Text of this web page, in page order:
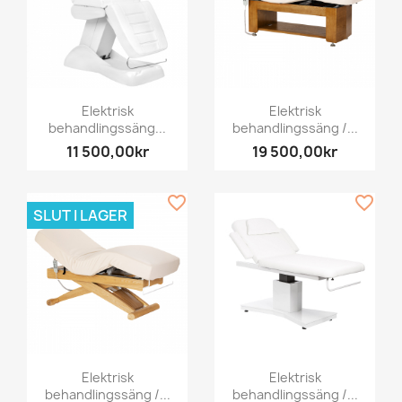
Elektrisk
behandlingssäng...
11 500,00kr
Elektrisk
behandlingssäng /...
19 500,00kr
Elektrisk
behandlingssäng /...
SLUT I LAGER
favorite_border
Elektrisk
behandlingssäng /...
favorite_border